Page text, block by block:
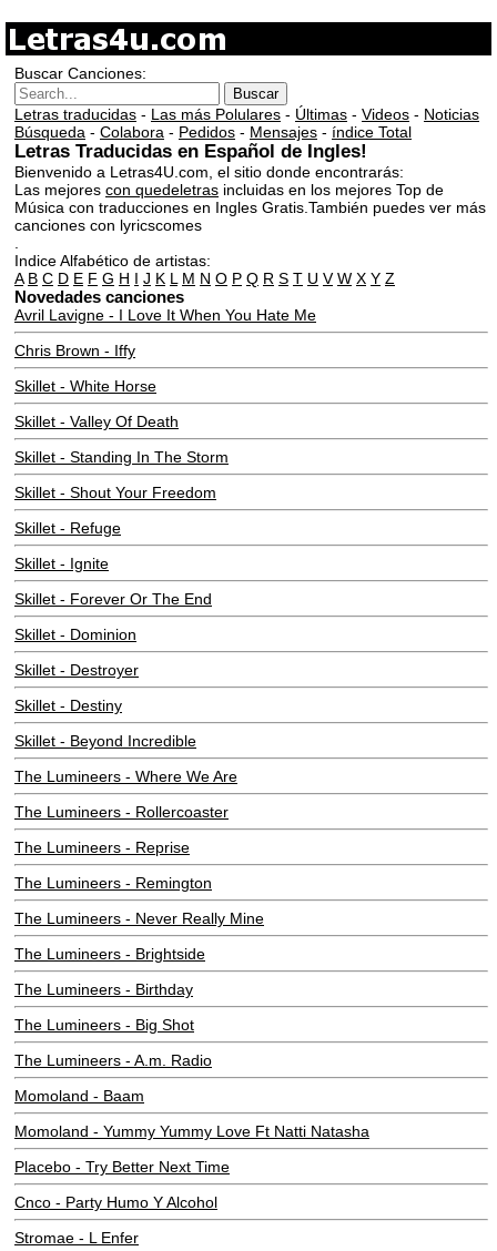
Buscar Canciones:
Letras traducidas - Las más Polulares - Últimas - Videos - Noticias
Búsqueda - Colabora - Pedidos - Mensajes - índice Total
Letras Traducidas en Español de Ingles!
Bienvenido a Letras4U.com, el sitio donde encontrarás:
Las mejores con quedeletras incluidas en los mejores Top de
Música con traducciones en Ingles Gratis.También puedes ver más
canciones con lyricscomes
Indice Alfabético de artistas:
A B C D E F G H I J K L M N O P Q R S T U V W X Y Z
Novedades canciones
Avril Lavigne - I Love It When You Hate Me
Chris Brown - Iffy
Skillet - White Horse
Skillet - Valley Of Death
Skillet - Standing In The Storm
Skillet - Shout Your Freedom
Skillet - Refuge
Skillet - Ignite
Skillet - Forever Or The End
Skillet - Dominion
Skillet - Destroyer
Skillet - Destiny
Skillet - Beyond Incredible
The Lumineers - Where We Are
The Lumineers - Rollercoaster
The Lumineers - Reprise
The Lumineers - Remington
The Lumineers - Never Really Mine
The Lumineers - Brightside
The Lumineers - Birthday
The Lumineers - Big Shot
The Lumineers - A.m. Radio
Momoland - Baam
Momoland - Yummy Yummy Love Ft Natti Natasha
Placebo - Try Better Next Time
Cnco - Party Humo Y Alcohol
Stromae - L Enfer